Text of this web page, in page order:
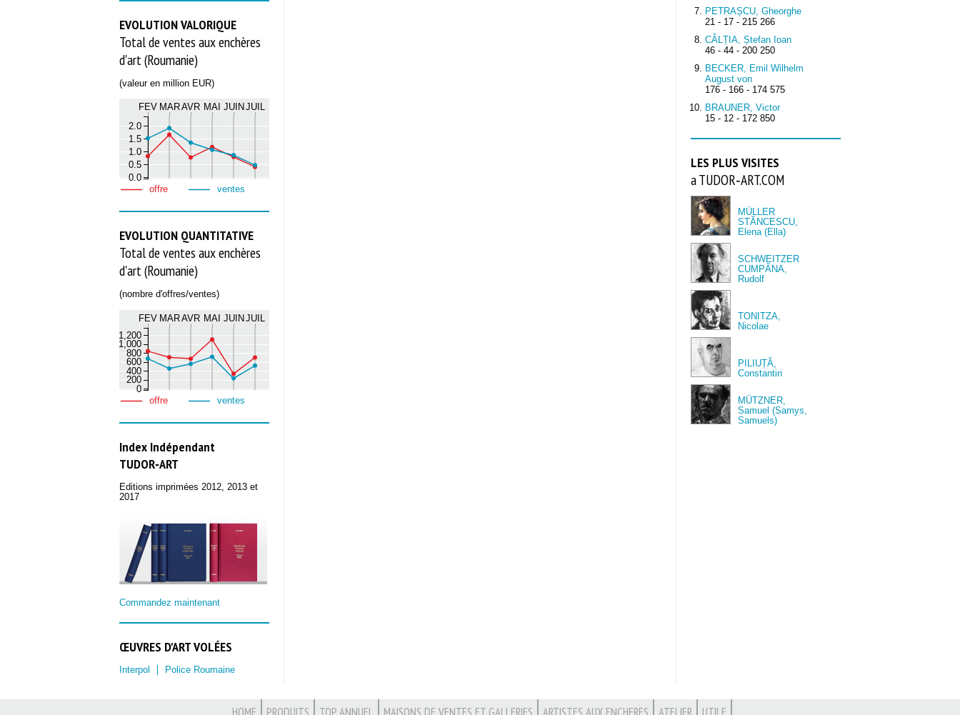
EVOLUTION VALORIQUE
Total de ventes aux enchères
d'art (Roumanie)
(valeur en million EUR)
FEV MARAVR MAI JUIN JUIL
0.0
0.5
1.0
1.5
2.0
offre ventes
EVOLUTION QUANTITATIVE
Total de ventes aux enchères
d'art (Roumanie)
(nombre d'offres/ventes)
FEV MARAVR MAI JUIN JUIL
0
200
400
600
800
1,000
1,200
offre ventes
Index Indépendant
TUDOR‑ART
Editions imprimées 2012, 2013 et
2017
Commandez maintenant
ŒUVRES D'ART VOLÉES
Interpol Police Roumaine
PETRAȘCU, Gheorghe
21 - 17 - 215 266
CÂLȚIA, Ștefan Ioan
46 - 44 - 200 250
BECKER, Emil Wilhelm
August von
176 - 166 - 174 575
BRAUNER, Victor
15 - 12 - 172 850
LES PLUS VISITES
a TUDOR‑ART.COM
MÜLLER
STĂNCESCU,
Elena (Ella)
SCHWEITZER
CUMPĂNA,
Rudolf
TONITZA,
Nicolae
PILIUȚĂ,
Constantin
MÜTZNER,
Samuel (Samys,
Samuels)